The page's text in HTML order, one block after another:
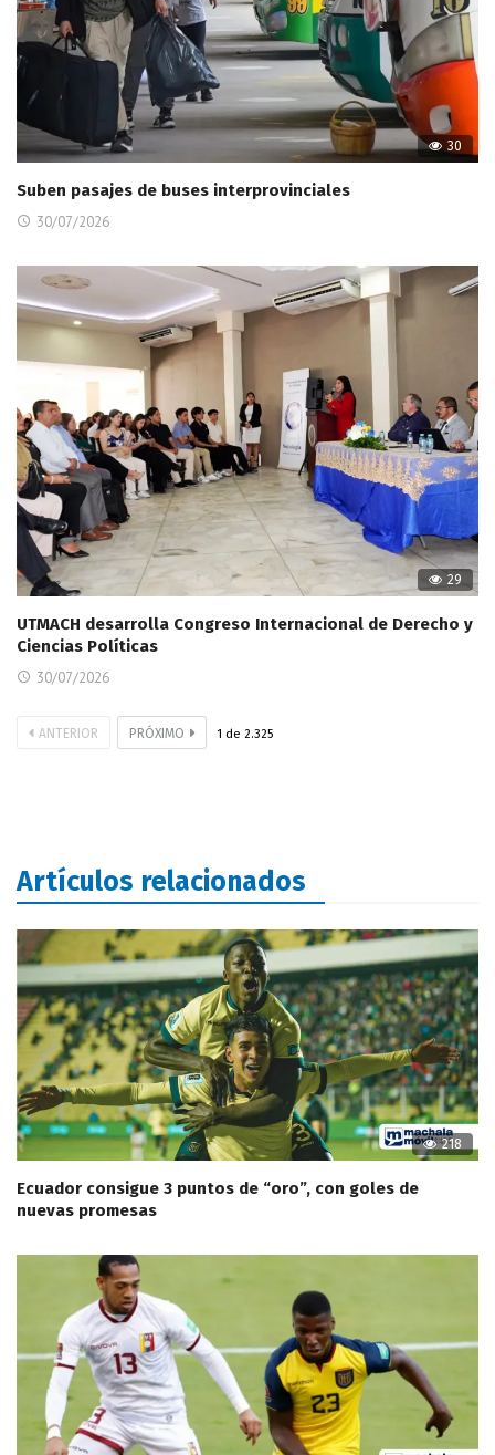
30
Suben pasajes de buses interprovinciales
30/07/2026
29
UTMACH desarrolla Congreso Internacional de Derecho y
Ciencias Políticas
30/07/2026
ANTERIOR PRÓXIMO 1 de 2.325
Artículos relacionados
218
Ecuador consigue 3 puntos de “oro”, con goles de
nuevas promesas